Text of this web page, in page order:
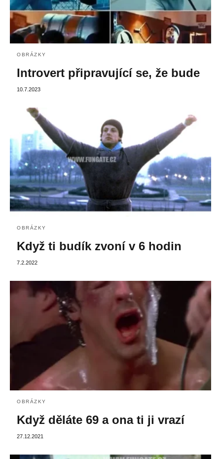
OBRÁZKY
Introvert připravující se, že bude
10.7.2023
OBRÁZKY
Když ti budík zvoní v 6 hodin
7.2.2022
OBRÁZKY
Když děláte 69 a ona ti ji vrazí
27.12.2021